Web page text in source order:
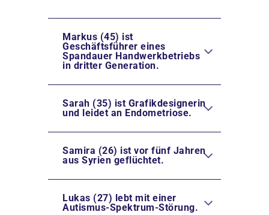
Markus (45) ist
Geschäftsführer eines
Spandauer Handwerkbetriebs
in dritter Generation.
Sarah (35) ist Grafikdesignerin
und leidet an Endometriose.
Samira (26) ist vor fünf Jahren
aus Syrien geflüchtet.
Lukas (27) lebt mit einer
Autismus-Spektrum-Störung.